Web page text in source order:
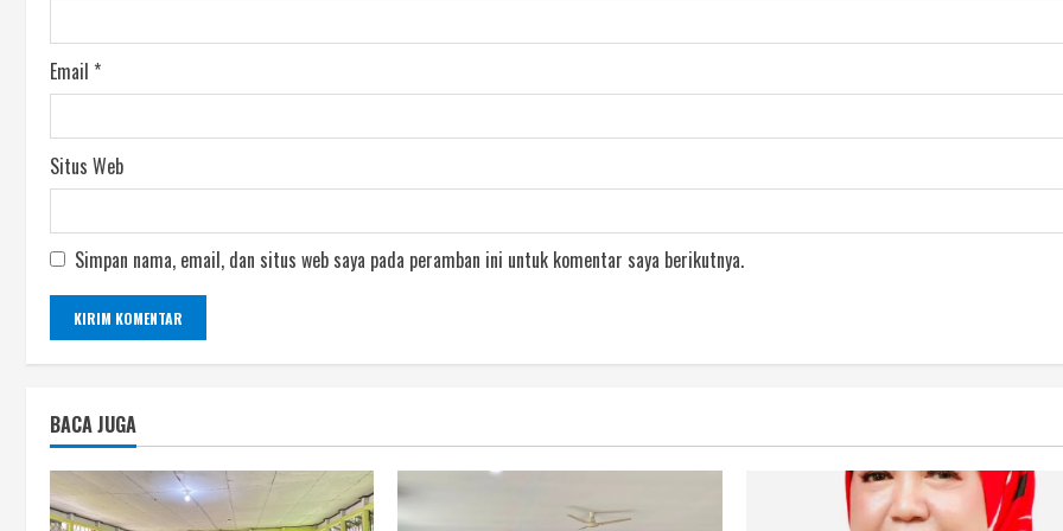
Email *
Situs Web
Simpan nama, email, dan situs web saya pada peramban ini untuk komentar saya berikutnya.
BACA JUGA